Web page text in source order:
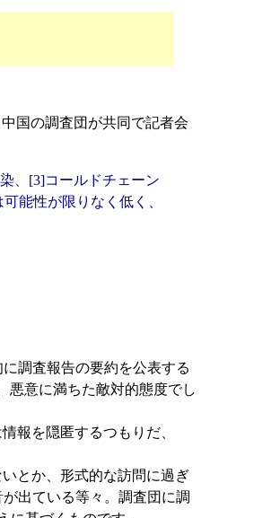
国の調査団が共同で記者会
、[3]コールドチェーン
能性が限りなく低く、
調査報告の要約を公表する
悪意に満ちた敵対的態度でし
報を隠匿するつもりだ、
とか、形式的な訪問に過ぎ
出ている等々。調査団に調